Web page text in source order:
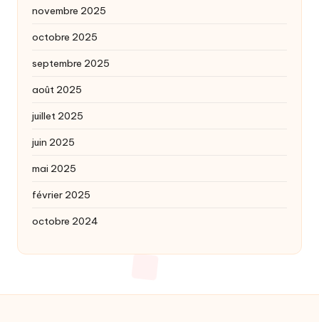
novembre 2025
octobre 2025
septembre 2025
août 2025
juillet 2025
juin 2025
mai 2025
février 2025
octobre 2024